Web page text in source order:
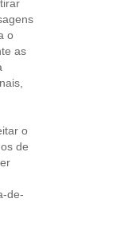
o
as
o
de
de-